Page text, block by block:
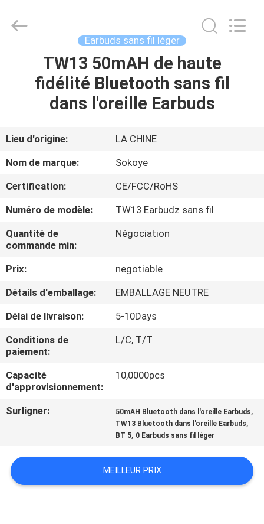
MAISON
PRODUITS
AU
SUJET
DE
VISITE
CONTRÔLE
DE
QUALITÉ
CONTACTEZ-
NOUS
CAS
Electronic
Earbuds sans fil léger
TW13 50mAH de haute
fidélité Bluetooth sans fil
dans l'oreille Earbuds
Lieu d'origine:
LA CHINE
Nom de marque:
Sokoye
Certification:
CE/FCC/RoHS
Numéro de modèle:
TW13 Earbudz sans fil
Quantité de
commande min:
Négociation
Prix:
negotiable
Détails d'emballage:
EMBALLAGE NEUTRE
Délai de livraison:
5-10Days
Conditions de
paiement:
L/C, T/T
Capacité
d'approvisionnement:
10,0000pcs
Surligner: 50mAH Bluetooth dans l'oreille Earbuds,
TW13 Bluetooth dans l'oreille Earbuds,
BT 5, 0 Earbuds sans fil léger
MEILLEUR PRIX